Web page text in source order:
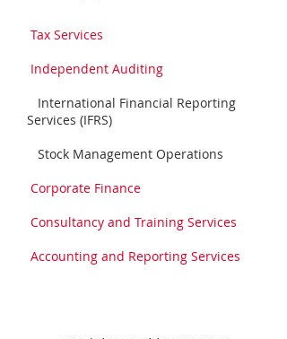
Tax Services
Independent Auditing
International Financial Reporting
Services (IFRS)
Stock Management Operations
Corporate Finance
Consultancy and Training Services
Accounting and Reporting Services